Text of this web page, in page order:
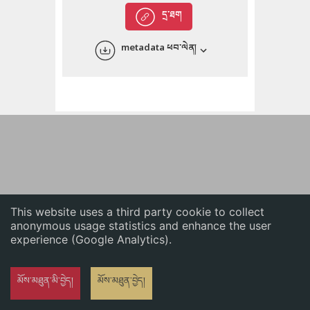
This website uses a third party cookie to collect
anonymous usage statistics and enhance the user
experience (Google Analytics).
མོས་མཐུན་མི་བྱེད། མོས་མཐུན་བྱེད།
English
དྲ་ཐག
metadata ཕབ་ལེན།